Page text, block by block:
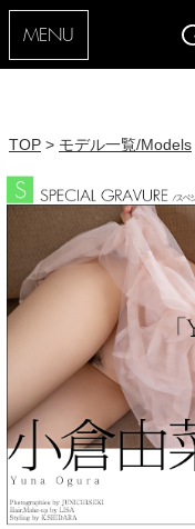
MENU
TOP > モデル一覧/Models